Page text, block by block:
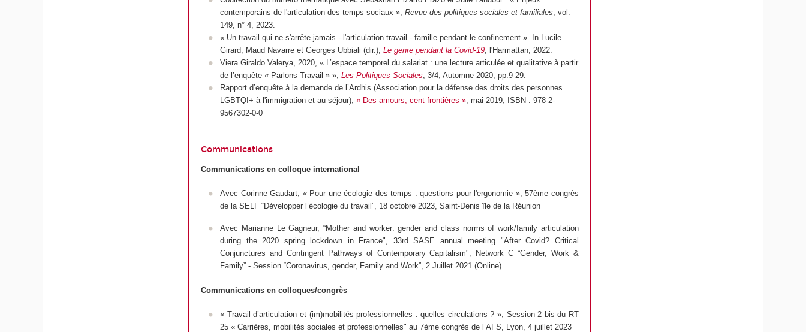
contemporains de l'articulation des temps sociaux »,Revue des politiques sociales et familiales , vol.
149, n° 4, 2023.
« Un travail qui ne s'arrête jamais - l'articulation travail - famille pendant le confinement ». In Lucile
Girard, Maud Navarre et Georges Ubbiali (dir.),Le genre pendant la Covid-19 , l'Harmattan, 2022.
Viera Giraldo Valerya, 2020, « L’espace temporel du salariat : une lecture articulée et qualitative à partir
de l’enquête « Parlons Travail » »,Les Politiques Sociales , 3/4, Automne 2020, pp.9-29.
Rapport d’enquête à la demande de l’Ardhis (Association pour la défense des droits des personnes
LGBTQI+ à l'immigration et au séjour),« Des amours, cent frontières » , mai 2019, ISBN : 978-2-
9567302-0-0
Communications
Communications en colloque international
Avec Corinne Gaudart, « Pour une écologie des temps : questions pour l'ergonomie », 57ème congrès
de la SELF “Développer l’écologie du travail”, 18 octobre 2023, Saint-Denis île de la Réunion
Avec Marianne Le Gagneur, “Mother and worker: gender and class norms of work/family articulation
during the 2020 spring lockdown in France", 33rd SASE annual meeting "After Covid? Critical
Conjunctures and Contingent Pathways of Contemporary Capitalism", Network C “Gender, Work &
Family” - Session “Coronavirus, gender, Family and Work”, 2 Juillet 2021 (Online)
Communications en colloques/congrès
« Travail d’articulation et (im)mobilités professionnelles : quelles circulations ? », Session 2 bis du RT
25 « Carrières, mobilités sociales et professionnelles" au 7ème congrès de l’AFS, Lyon, 4 juillet 2023